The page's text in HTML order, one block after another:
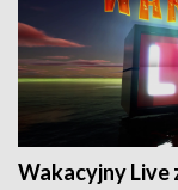
Wakacyjny Live